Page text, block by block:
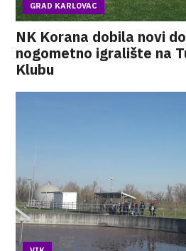
GRAD KARLOVAC
NK Korana dobila novi
nogometno igralište na
Klubu